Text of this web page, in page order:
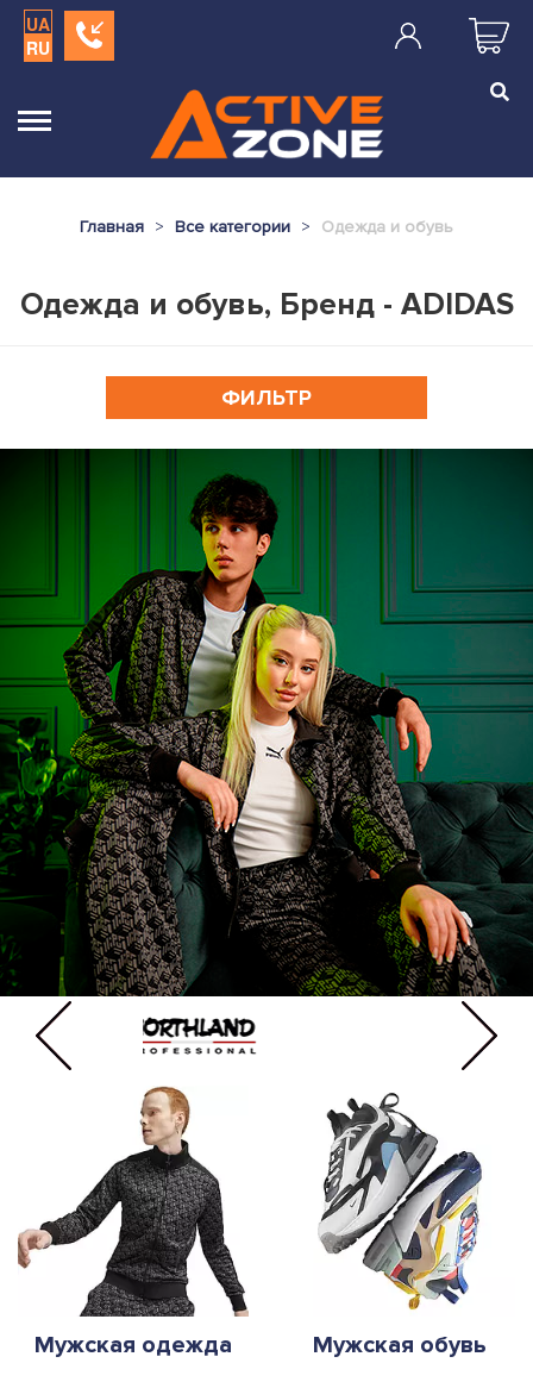
UA
RU
Главная Все категории Одежда и обувь
Одежда и обувь, Бренд - ADIDAS
ФИЛЬТР
Мужская одежда Мужская обувь